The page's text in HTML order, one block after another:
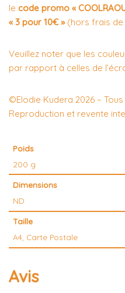
le code promo «
« 3 pour 10€ »(hors frais de
Veuillez noter que les
par rapport à celles de
©Elodie Kudera 2026 –
Reproduction et revente
Poids
200 g
Dimensions
ND
Taille
A4, Carte Postale
Avis